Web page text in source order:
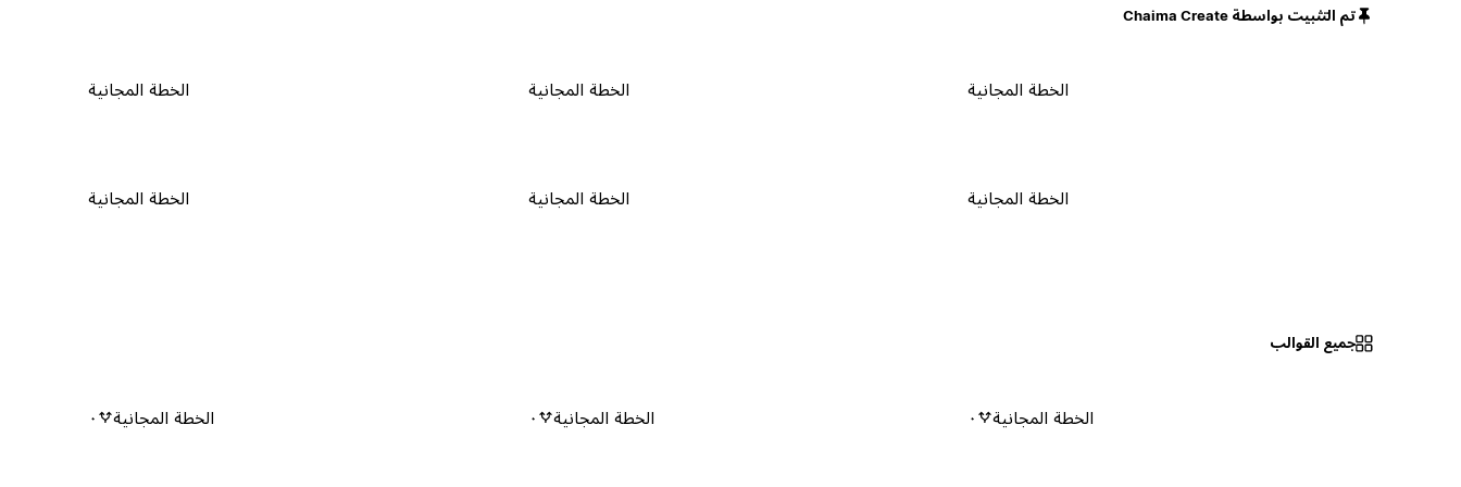
تم التثبيت بواسطة Chaima Create
الخطة المجانية الخطة المجانية الخطة المجانية
الخطة المجانية الخطة المجانية الخطة المجانية
جميع القوالب
الخطة المجانية ٠ الخطة المجانية ٠ الخطة المجانية ٠